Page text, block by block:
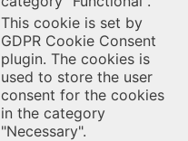
This cookie is set by
GDPR Cookie Consent
plugin. The cookies is
used to store the user
consent for the cookies
in the category
"Necessary".